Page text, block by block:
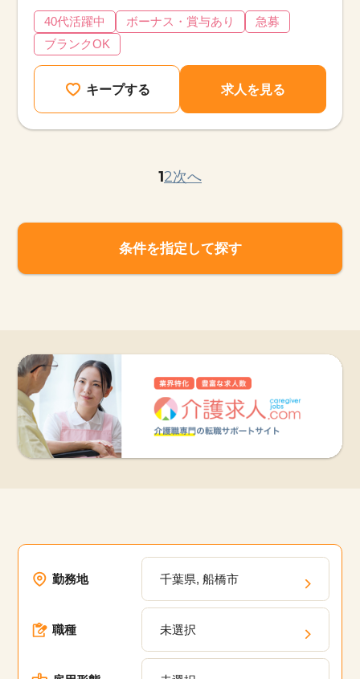
40代活躍中 ボーナス・賞与あり
急募
ブランクOK
キープする 求人を見る
12次へ
条件を指定して探す
勤務地 千葉県, 船橋市
職種 未選択